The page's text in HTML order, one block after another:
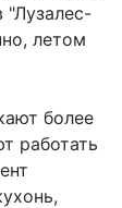
"Лузалес-
летом
более
работать